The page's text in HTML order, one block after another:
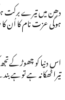
دھن میں تیرے برکت
ہوگی عزت نام کا اُن
اس دنیا کو
تیرا ٹھکانہ ہے